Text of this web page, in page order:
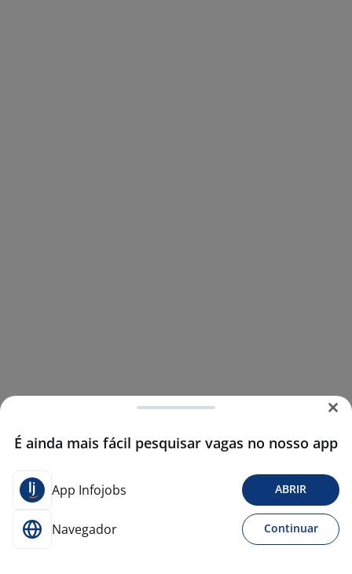
É ainda mais fácil pesquisar vagas no nosso app
App Infojobs ABRIR
Navegador Continuar